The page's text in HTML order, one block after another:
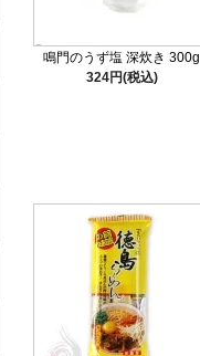
鳴門のうず塩 深炊き 300g
324円(税込)